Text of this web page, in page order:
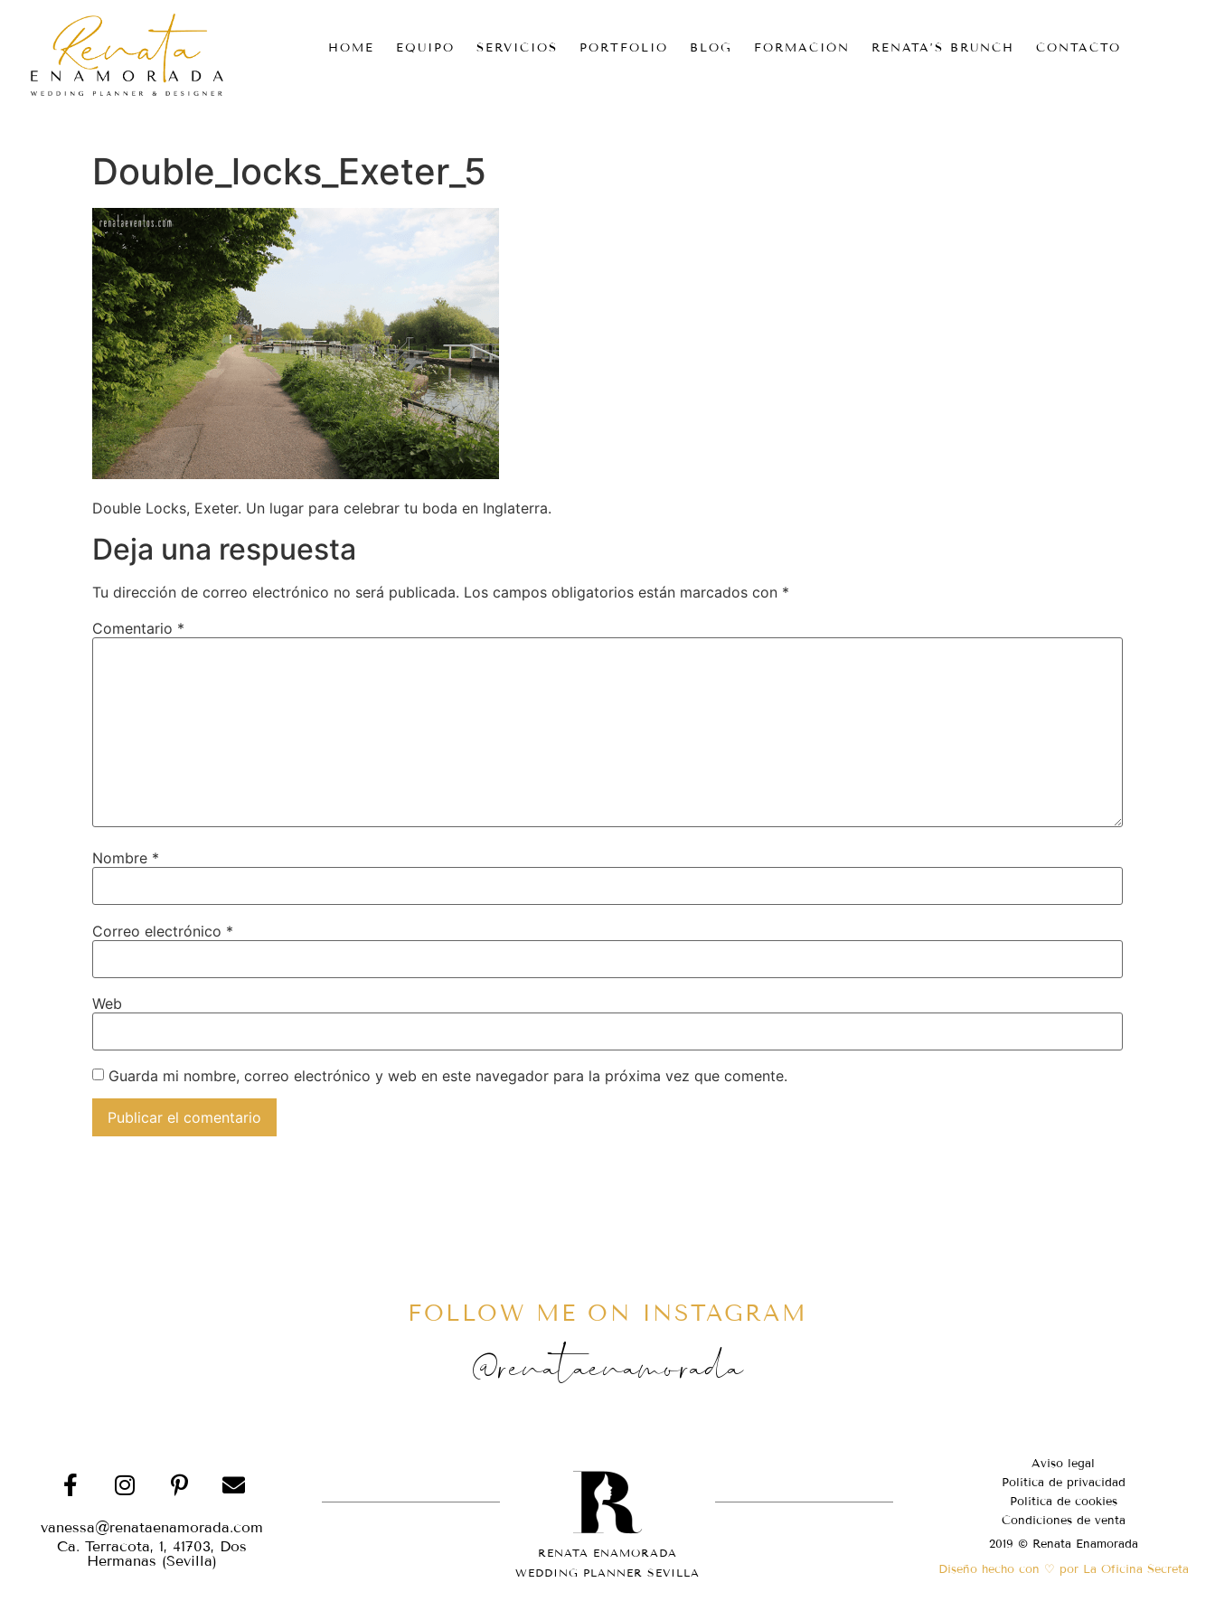
HOME EQUIPO SERVICIOS PORTFOLIO BLOG FORMACIÓN RENATA’S BRUNCH CONTACTO
Double_locks_Exeter_5
Double Locks, Exeter. Un lugar para celebrar tu boda en Inglaterra.
Deja una respuesta
Tu dirección de correo electrónico no será publicada. Los campos obligatorios están marcados con *
Comentario *
Nombre *
Correo electrónico *
Web
Guarda mi nombre, correo electrónico y web en este navegador para la próxima vez que comente.
FOLLOW ME ON INSTAGRAM
@renataenamorada
vanessa@renataenamorada.com
Ca. Terracota, 1, 41703, Dos
Hermanas (Sevilla)
RENATA ENAMORADA
WEDDING PLANNER SEVILLA
Aviso legal
Política de privacidad
Política de cookies
Condiciones de venta
2019 © Renata Enamorada
Diseño hecho con ♡ por La Oficina Secreta